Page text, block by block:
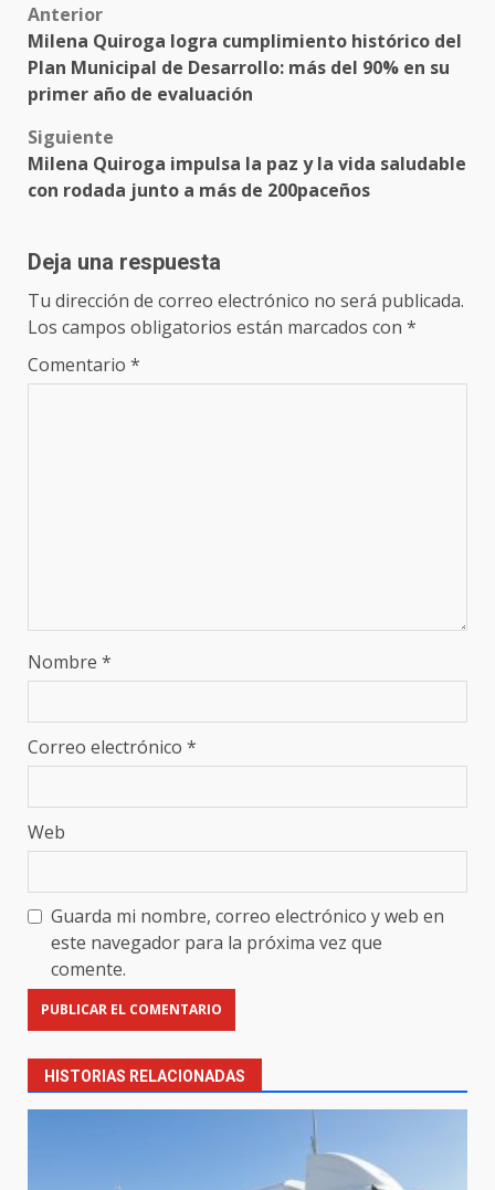
Post
navigation
Anterior
Milena Quiroga logra cumplimiento histórico del
Plan Municipal de Desarrollo: más del 90% en su
primer año de evaluación
Siguiente
Milena Quiroga impulsa la paz y la vida saludable
con rodada junto a más de 200paceños
Deja una respuesta
Tu dirección de correo electrónico no será publicada.
Los campos obligatorios están marcados con *
Comentario *
Nombre *
Correo electrónico *
Web
Guarda mi nombre, correo electrónico y web en
este navegador para la próxima vez que
comente.
HISTORIAS RELACIONADAS